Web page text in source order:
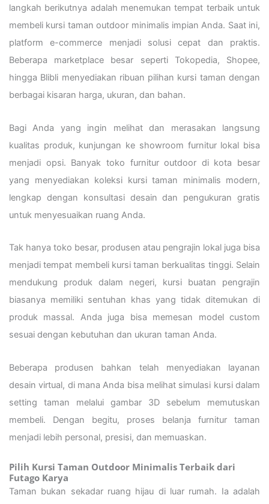
langkah berikutnya adalah menemukan tempat terbaik untuk
membeli kursi taman outdoor minimalis impian Anda. Saat ini,
platform e-commerce menjadi solusi cepat dan praktis.
Beberapa marketplace besar seperti Tokopedia, Shopee,
hingga Blibli menyediakan ribuan pilihan kursi taman dengan
berbagai kisaran harga, ukuran, dan bahan.
Bagi Anda yang ingin melihat dan merasakan langsung
kualitas produk, kunjungan ke showroom furnitur lokal bisa
menjadi opsi. Banyak toko furnitur outdoor di kota besar
yang menyediakan koleksi kursi taman minimalis modern,
lengkap dengan konsultasi desain dan pengukuran gratis
untuk menyesuaikan ruang Anda.
Tak hanya toko besar, produsen atau pengrajin lokal juga bisa
menjadi tempat membeli kursi taman berkualitas tinggi. Selain
mendukung produk dalam negeri, kursi buatan pengrajin
biasanya memiliki sentuhan khas yang tidak ditemukan di
produk massal. Anda juga bisa memesan model custom
sesuai dengan kebutuhan dan ukuran taman Anda.
Beberapa produsen bahkan telah menyediakan layanan
desain virtual, di mana Anda bisa melihat simulasi kursi dalam
setting taman melalui gambar 3D sebelum memutuskan
membeli. Dengan begitu, proses belanja furnitur taman
menjadi lebih personal, presisi, dan memuaskan.
Pilih Kursi Taman Outdoor Minimalis Terbaik dari
Futago Karya
Taman bukan sekadar ruang hijau di luar rumah. Ia adalah